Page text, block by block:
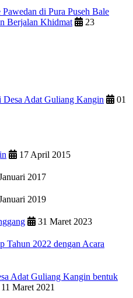
di Pura Puseh Bale
Berjalan Khidmat
23
Desa Adat Guliang Kangin
01
17 April 2015
2017
2019
31 Maret 2023
Tahun 2022 dengan Acara
Adat Guliang Kangin bentuk
11 Maret 2021